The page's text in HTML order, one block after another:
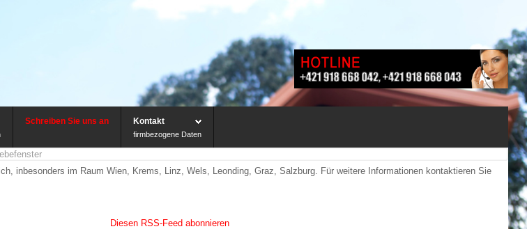
Schreiben Sie uns an Kontakt
firmbezogene Daten
inbesonders im Raum Wien, Krems, Linz, Wels, Leonding, Graz, Salzburg. Für weitere Informationen kontaktieren Sie
Diesen RSS-Feed abonnieren